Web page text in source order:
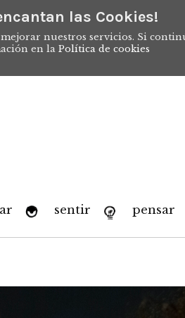
las Cookies!
nuestros servicios. Si
en la Política de cookies
sentir pensar